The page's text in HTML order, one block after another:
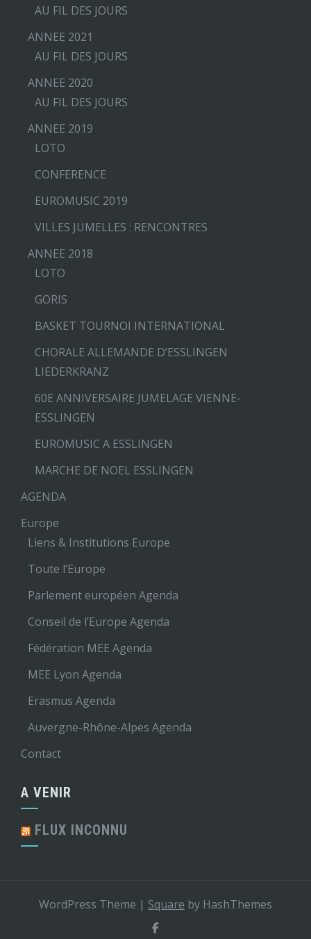
AU FIL DES JOURS
ANNEE 2021
AU FIL DES JOURS
ANNEE 2020
AU FIL DES JOURS
ANNEE 2019
LOTO
CONFERENCE
EUROMUSIC 2019
VILLES JUMELLES : RENCONTRES
ANNEE 2018
LOTO
GORIS
BASKET TOURNOI INTERNATIONAL
CHORALE ALLEMANDE D’ESSLINGEN
LIEDERKRANZ
60E ANNIVERSAIRE JUMELAGE VIENNE-
ESSLINGEN
EUROMUSIC A ESSLINGEN
MARCHE DE NOEL ESSLINGEN
AGENDA
Europe
Liens & Institutions Europe
Toute l’Europe
Parlement européen Agenda
Conseil de l’Europe Agenda
Fédération MEE Agenda
MEE Lyon Agenda
Erasmus Agenda
Auvergne-Rhône-Alpes Agenda
Contact
A VENIR
FLUX INCONNU
WordPress Theme | Square by HashThemes